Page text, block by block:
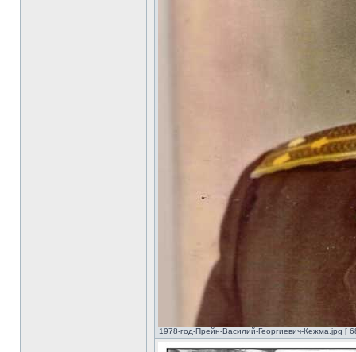
1978-год-Прейн-Василий-Георгиевич-Кежма.jpg [